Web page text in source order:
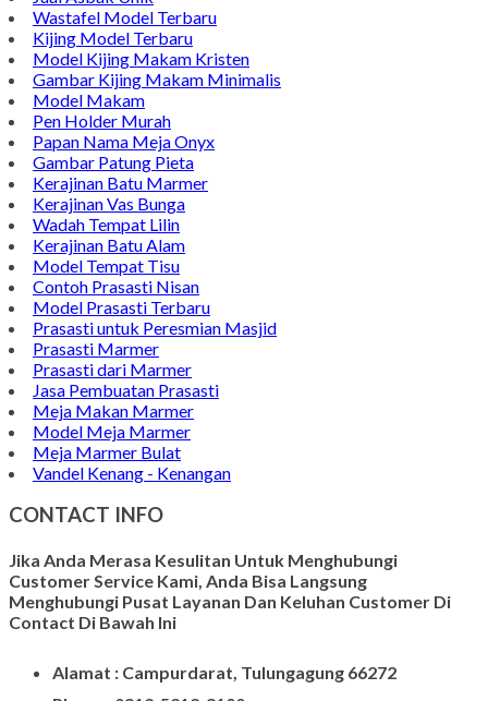
Bintang Antik Sejahtera merupakan situs online pengrajin
marmer yang tergabung dalam Group Bintang Antik
Sejahtera layanan yang terpercaya sejak tahun 2009 dan
terdapat lebih dari 50 orang pengrajin yang memiliki
keahlian tersendiri dibidang pengolahan marmer.
Kijing Makam
Kijing Marmer Bokoran
Model Makam Marmer
Lantai Marmer
Contoh Lantai Marmer
Contoh Wastafel Bulat
Jual Asbak Unik
Wastafel Model Terbaru
Kijing Model Terbaru
Model Kijing Makam Kristen
Gambar Kijing Makam Minimalis
Model Makam
Pen Holder Murah
Papan Nama Meja Onyx
Gambar Patung Pieta
Kerajinan Batu Marmer
Kerajinan Vas Bunga
Wadah Tempat Lilin
Kerajinan Batu Alam
Model Tempat Tisu
Model Prasasti Terbaru
Prasasti untuk Peresmian Masjid
Prasasti Marmer
Prasasti dari Marmer
Meja Makan Marmer